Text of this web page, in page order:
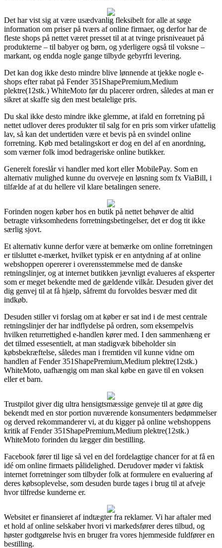
Det har vist sig at være usædvanlig fleksibelt for alle at søge
information om priser på tværs af online firmaer, og derfor har de
fleste shops på nettet været presset til at at tvinge prisniveauet på
produkterne – til babyer og børn, og yderligere også til voksne –
markant, og endda nogle gange tilbyde gebyrfri levering.
Det kan dog ikke desto mindre blive lønnende at tjekke nogle e-
shops efter rabat på Fender 351ShapePremium,Medium
plektre(12stk.) WhiteMoto før du placerer ordren, således at man er
sikret at skaffe sig den mest betalelige pris.
Du skal ikke desto mindre ikke glemme, at ifald en forretning på
nettet udlover deres produkter til salg for en pris som virker ufattelig
lav, så kan det undertiden være et bevis på en svindel online
forretning. Køb med betalingskort er dog en del af en anordning,
som værner folk imod bedrageriske online butikker.
Generelt foreslår vi handler med kort eller MobilePay. Som en
alternativ mulighed kunne du overveje en løsning som fx ViaBill, i
tilfælde af at du hellere vil klare betalingen senere.
Forinden nogen køber hos en butik på nettet behøver de altid
betragte virksomhedens forretningsbetingelser, det er dog tit ikke
særlig sjovt.
Et alternativ kunne derfor være at bemærke om online forretningen
er tilsluttet e-mærket, hvilket typisk er en antydning af at online
webshoppen opererer i overensstemmelse med de danske
retningslinjer, og at internet butikken jævnligt evalueres af eksperter
som er meget bekendte med de gældende vilkår. Desuden giver det
dig genvej til at få hjælp, såfremt du forvoldes besvær med dit
indkøb.
Desuden stiller vi forslag om at køber er sat ind i de mest centrale
retningslinjer der har indflydelse på ordren, som eksempelvis
hvilken returrettighed e-handlen kører med. I den sammenhæng er
det tilmed essesentielt, at man stadigvæk bibeholder sin
købsbekræftelse, således man i fremtiden vil kunne vidne om
handlen af Fender 351ShapePremium,Medium plektre(12stk.)
WhiteMoto, uafhængig om man skal købe en gave til en voksen
eller et barn.
Trustpilot giver dig ultra hensigtsmæssige genveje til at gøre dig
bekendt med en stor portion nuværende konsumenters bedømmelser
og derved rekommanderer vi, at du kigger på online webshoppens
kritik af Fender 351ShapePremium,Medium plektre(12stk.)
WhiteMoto forinden du lægger din bestilling.
Facebook fører til lige så vel en del fordelagtige chancer for at få en
idé om online firmaets pålidelighed. Derudover møder vi faktisk
internet forretninger som tilbyder folk at formulere en evaluering af
deres købsoplevelse, som desuden burde tages i brug til at afveje
hvor tilfredse kunderne er.
Websitet er finansieret af indtægter fra reklamer. Vi har aftaler med
et hold af online selskaber hvori vi markedsfører deres tilbud, og
høster godtgørelse hvis en bruger fra vores hjemmeside fuldfører en
bestilling.